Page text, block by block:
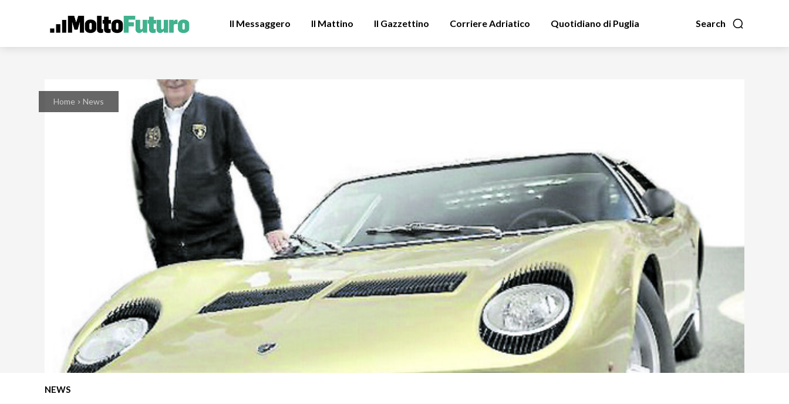
Search
Il Messaggero Il Mattino Il Gazzettino Corriere Adriatico Quotidiano di Puglia
Home News
NEWS